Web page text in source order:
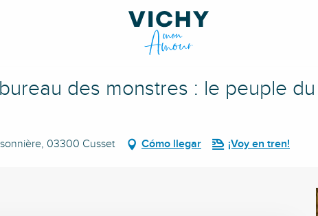
: le peuple du dessous
des monstres : le peuple
03300 Cusset Cómo llegar ¡Voy en tren!